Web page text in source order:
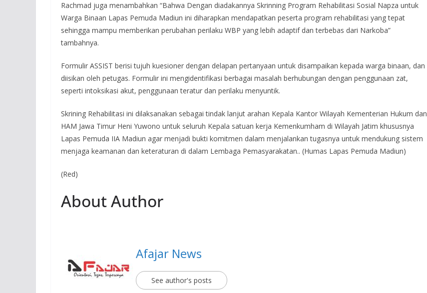
Rachmad juga menambahkan “Bahwa Dengan diadakannya Skrinning Program Rehabilitasi Sosial Napza untuk
Warga Binaan Lapas Pemuda Madiun ini diharapkan mendapatkan peserta program rehabilitasi yang tepat
sehingga mampu memberikan perubahan perilaku WBP yang lebih adaptif dan terbebas dari Narkoba”
tambahnya.
Formulir ASSIST berisi tujuh kuesioner dengan delapan pertanyaan untuk disampaikan kepada warga binaan, dan
diisikan oleh petugas. Formulir ini mengidentifikasi berbagai masalah berhubungan dengan penggunaan zat,
seperti intoksikasi akut, penggunaan teratur dan perilaku menyuntik.
Skrining Rehabilitasi ini dilaksanakan sebagai tindak lanjut arahan Kepala Kantor Wilayah Kementerian Hukum dan
HAM Jawa Timur Heni Yuwono untuk seluruh Kepala satuan kerja Kemenkumham di Wilayah Jatim khususnya
Lapas Pemuda IIA Madiun agar menjadi bukti komitmen dalam menjalankan tugasnya untuk mendukung sistem
menjaga keamanan dan keteraturan di dalam Lembaga Pemasyarakatan.. (Humas Lapas Pemuda Madiun)
(Red)
About Author
Afajar News
See author's posts